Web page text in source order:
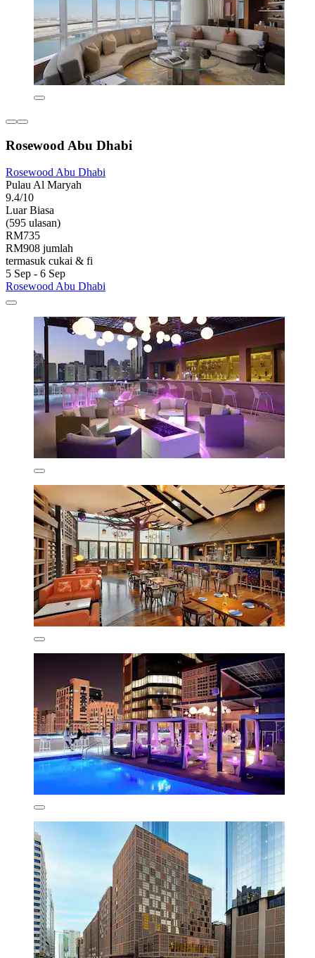
Rosewood Abu Dhabi
Rosewood Abu Dhabi
Pulau Al Maryah
9.4/10
Luar Biasa
(595 ulasan)
RM735
RM908 jumlah
termasuk cukai & fi
5 Sep - 6 Sep
Rosewood Abu Dhabi